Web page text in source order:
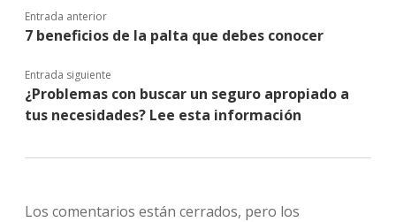
Entrada anterior
7 beneficios de la palta que debes conocer
Entrada siguiente
¿Problemas con buscar un seguro apropiado a
tus necesidades? Lee esta información
Los comentarios están cerrados, pero los